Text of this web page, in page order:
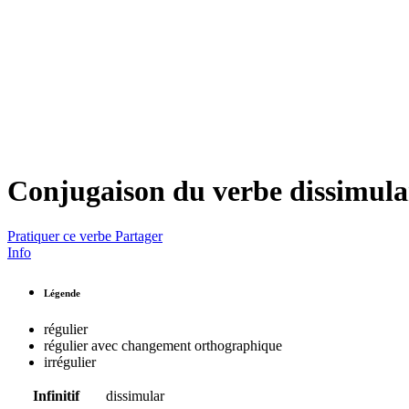
Conjugaison du verbe
Pratiquer ce verbe Partager
Info
Légende
régulier
régulier avec changement orthographique
irrégulier
Infinitif
dissimular